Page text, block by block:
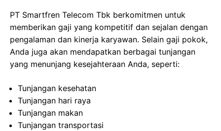
PT Smartfren Telecom Tbk berkomitmen untuk
memberikan gaji yang kompetitif dan sejalan dengan
pengalaman dan kinerja karyawan. Selain gaji pokok,
Anda juga akan mendapatkan berbagai tunjangan
yang menunjang kesejahteraan Anda, seperti:
Tunjangan kesehatan
Tunjangan hari raya
Tunjangan makan
Tunjangan transportasi